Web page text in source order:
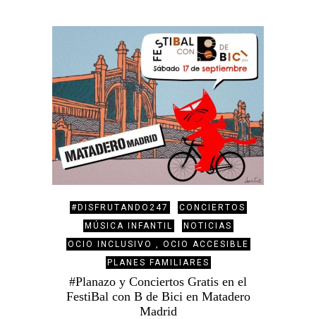
#DISFRUTANDO247
CONCIERTOS
MÚSICA INFANTIL
NOTICIAS
OCIO INCLUSIVO , OCIO ACCESIBLE
PLANES FAMILIARES
#Planazo y Conciertos Gratis en el
FestiBal con B de Bici en Matadero
Madrid